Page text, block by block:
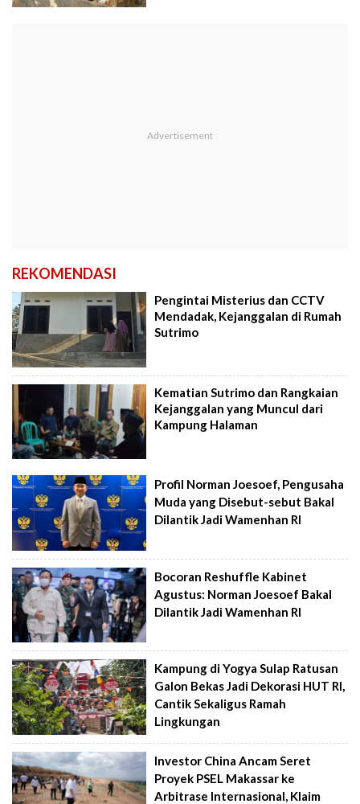
REKOMENDASI
Pengintai Misterius dan CCTV
Mendadak, Kejanggalan di Rumah
Sutrimo
Kematian Sutrimo dan Rangkaian
Kejanggalan yang Muncul dari
Kampung Halaman
Profil Norman Joesoef, Pengusaha
Muda yang Disebut-sebut Bakal
Dilantik Jadi Wamenhan RI
Bocoran Reshuffle Kabinet
Agustus: Norman Joesoef Bakal
Dilantik Jadi Wamenhan RI
Kampung di Yogya Sulap Ratusan
Galon Bekas Jadi Dekorasi HUT RI,
Cantik Sekaligus Ramah
Lingkungan
Investor China Ancam Seret
Proyek PSEL Makassar ke
Arbitrase Internasional, Klaim